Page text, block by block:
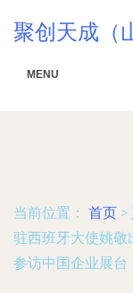
聚创天成（
MENU
当前位置： 首页 >
驻西班牙大使姚
参访中国企业展台